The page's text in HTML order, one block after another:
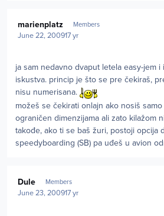
marienplatz Members
June 22, 200917 yr
ja sam nedavno dvaput letela easy-jem i
iskustva. princip je što se pre čekiraš,
nisu numerisana.
možeš se čekirati onlajn ako nosiš
ograničen dimenzijama ali zato kilažom
takođe, ako ti se baš žuri, postoji opcija
speedyboarding (SB) pa uđeš u avion
Dule Members
June 23, 200917 yr